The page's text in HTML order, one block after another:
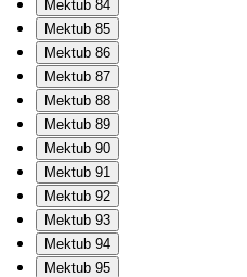
Mektub 84
Mektub 85
Mektub 86
Mektub 87
Mektub 88
Mektub 89
Mektub 90
Mektub 91
Mektub 92
Mektub 93
Mektub 94
Mektub 95